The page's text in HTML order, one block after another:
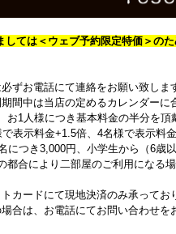
しては＜ ウェブ予約限定特価＞の
ずお電話にて連絡をお願い致し
間中は当店の定めるカレンダーに
1人様につき基本料金の半分を頂
表示料金+1.5倍、4名様で表示料金
につき3,000円、小学生から（6歳
合により二部屋のご利用になる
カードにて現地決済のみ承ってお
合は、お電話にてお問い合わせを